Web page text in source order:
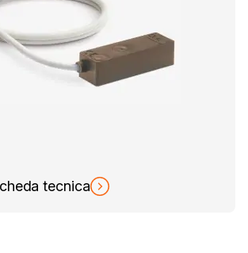
tecnica